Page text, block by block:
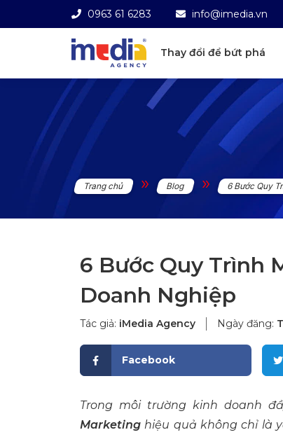
0963 61 6283 info@imedia.vn
Thay đổi để bứt phá
Trang chủ » Blog » 6 Bước Quy
6 Bước Quy Trình
Doanh Nghiệp
Tác giả: iMedia Agency Ngày đăng:
Facebook
Trong môi trường kinh doanh
Marketinghiệu quả không chỉ là